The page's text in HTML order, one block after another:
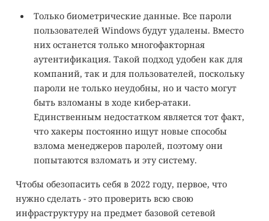
Только биометрические данные. Все пароли
пользователей Windows будут удалены. Вместо
них останется только многофакторная
аутентификация. Такой подход удобен как для
компаний, так и для пользователей, поскольку
пароли не только неудобны, но и часто могут
быть взломаны в ходе кибер-атаки.
Единственным недостатком является тот факт,
что хакеры постоянно ищут новые способы
взлома менеджеров паролей, поэтому они
попытаются взломать и эту систему.
Чтобы обезопасить себя в 2022 году, первое, что
нужно сделать - это проверить всю свою
инфраструктуру на предмет базовой сетевой